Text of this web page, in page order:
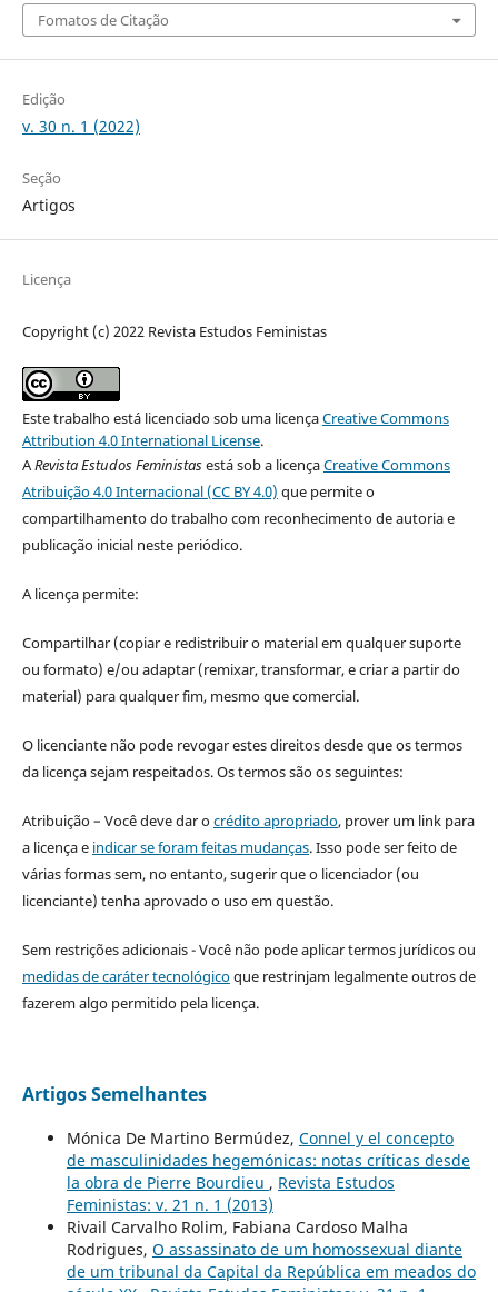
Fomatos de Citação
Edição
v. 30 n. 1 (2022)
Seção
Artigos
Licença
Copyright (c) 2022 Revista Estudos Feministas
Este trabalho está licenciado sob uma licençaCreative Commons
Attribution 4.0 International License.
ARevista Estudos Feministasestá sob a licençaCreative Commons
Atribuição 4.0 Internacional (CC BY 4.0) que permite o
compartilhamento do trabalho com reconhecimento de autoria e
publicação inicial neste periódico.
A licença permite:
Compartilhar (copiar e redistribuir o material em qualquer suporte
ou formato) e/ou adaptar (remixar, transformar, e criar a partir do
material) para qualquer fim, mesmo que comercial.
O licenciante não pode revogar estes direitos desde que os termos
da licença sejam respeitados. Os termos são os seguintes:
Atribuição – Você deve dar ocrédito apropriado, prover um link para
a licença e indicar se foram feitas mudanças. Isso pode ser feito de
várias formas sem, no entanto, sugerir que o licenciador (ou
licenciante) tenha aprovado o uso em questão.
Sem restrições adicionais - Você não pode aplicar termos jurídicos ou
medidas de caráter tecnológicoque restrinjam legalmente outros de
fazerem algo permitido pela licença.
Artigos Semelhantes
Mónica De Martino Bermúdez, Connel y el concepto
de masculinidades hegemónicas: notas críticas desde
la obra de Pierre Bourdieu , Revista Estudos
Feministas: v. 21 n. 1 (2013)
Rivail Carvalho Rolim, Fabiana Cardoso Malha
Rodrigues, O assassinato de um homossexual diante
de um tribunal da Capital da República em meados do